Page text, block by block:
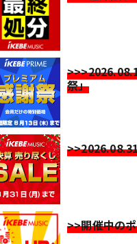
祭」
>>開催中の